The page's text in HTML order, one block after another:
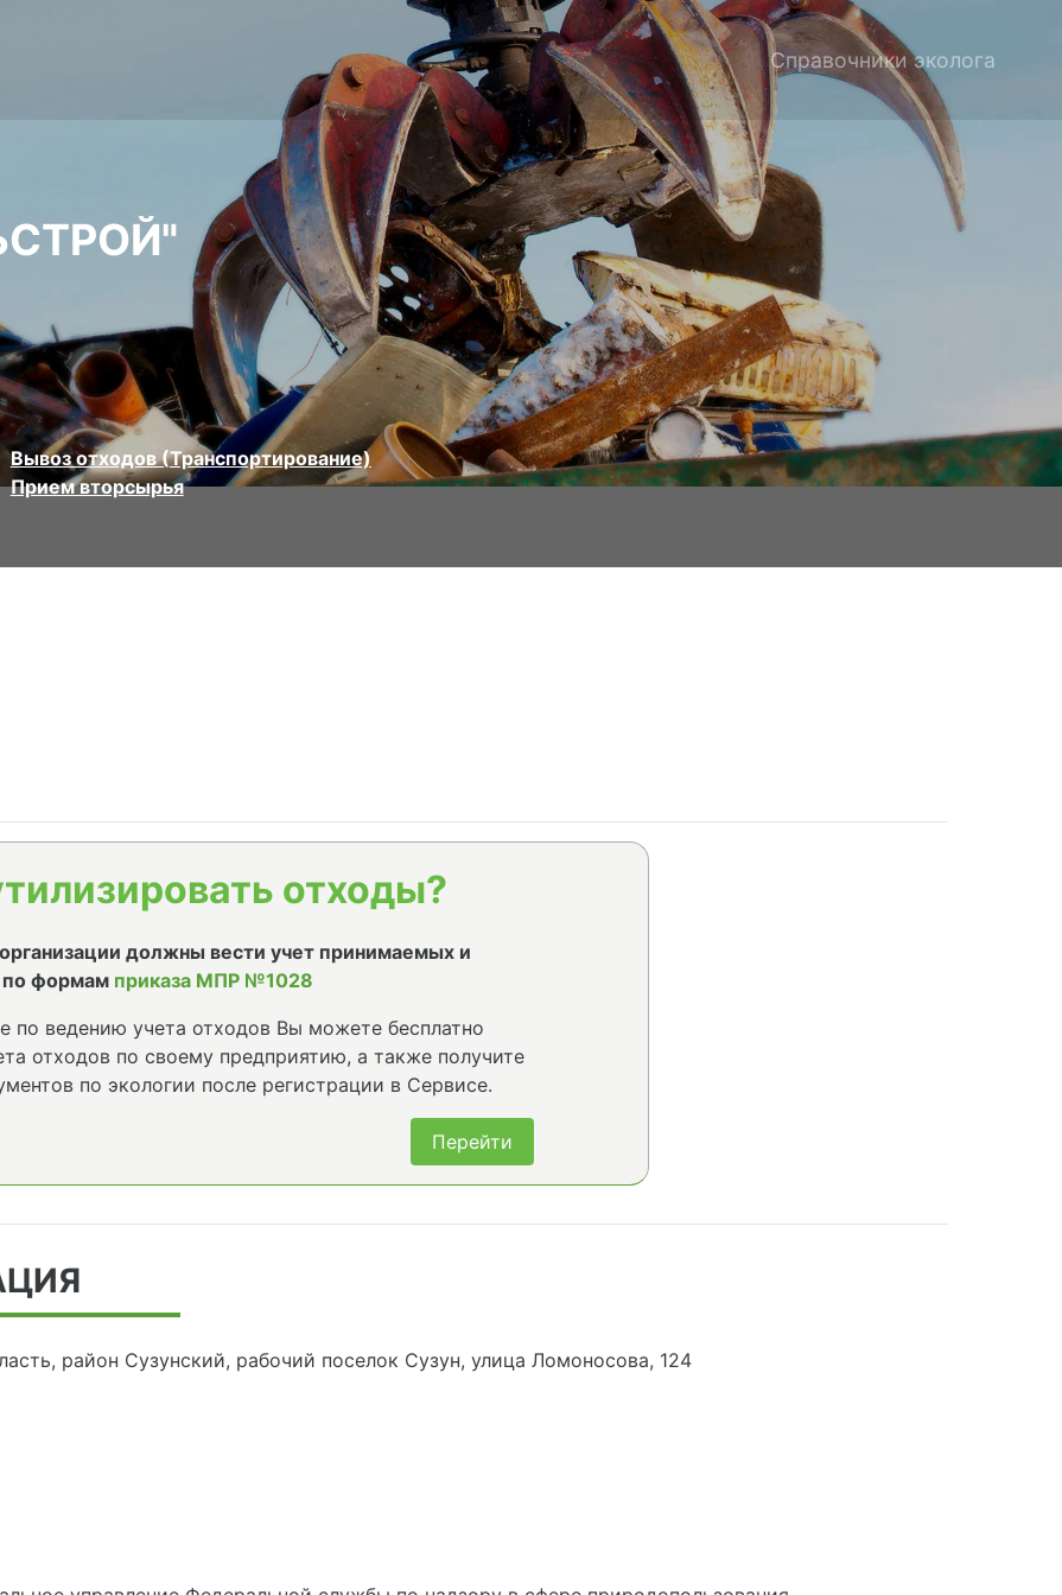
Справочники эколога
Вывоз отходов (Транспортирование)
Прием вторсырья
отходы?
должны вести учет принимаемых и
по формам приказа МПР №1028
по ведению учета отходов Вы можете бесплатно
отходов по своему предприятию, а также получите
по экологии после регистрации в Сервисе.
Перейти
район Сузунский, рабочий поселок Сузун, улица Ломоносова, 124